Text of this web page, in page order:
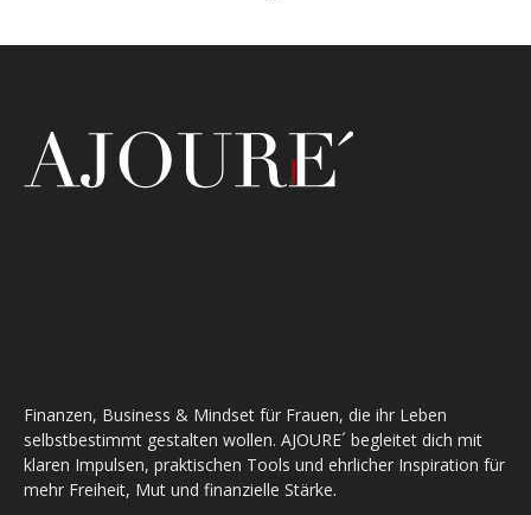
Finanzen, Business & Mindset für Frauen, die ihr Leben
selbstbestimmt gestalten wollen. AJOURE´ begleitet dich mit
klaren Impulsen, praktischen Tools und ehrlicher Inspiration für
mehr Freiheit, Mut und finanzielle Stärke.